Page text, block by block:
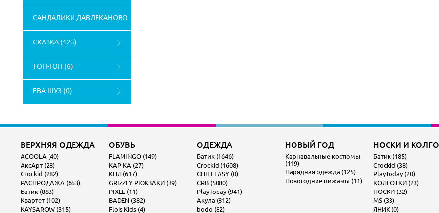
САНДАЛИКИ ДАВЛЕКАНОВО
(4)
СКАЗКА (123)
ТОП-ТОП (6)
ЕВА ШУЗ (0)
ВЕРХНЯЯ ОДЕЖДА
ACOOLA (40)
АксАрт (28)
Crockid (282)
РАСПРОДАЖА (653)
Батик (883)
Квартет (102)
KAYSAROW (315)
ОБУВЬ
FLAMINGO (149)
KAPIKA (27)
КПЛ (617)
GRIZZLY РЮКЗАКИ (39)
PIXEL (11)
BADEN (382)
Flois Kids (4)
ОДЕЖДА
Батик (1646)
Crockid (1608)
CHILLEASY (0)
CRB (5080)
PlayToday (941)
Акула (812)
bodo (82)
НОВЫЙ ГОД
Карнавальные костюмы
(119)
Нарядная одежда (125)
Новогодние пижамы (11)
НОСКИ И
Батик (185)
Crockid (38)
PlayToday (20)
КОЛГОТКИ (23)
НОСКИ (32)
MS (33)
ЯНИК (0)